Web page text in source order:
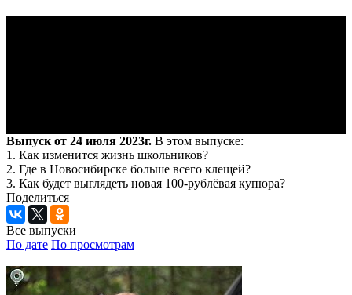
Выпуск от 24 июля 2023г. В этом выпуске:
1. Как изменится жизнь школьников?
2. Где в Новосибирске больше всего клещей?
3. Как будет выглядеть новая 100-рублёвая купюра?
Поделиться
Все выпуски
По дате По просмотрам